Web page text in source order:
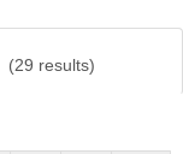
(29 results)